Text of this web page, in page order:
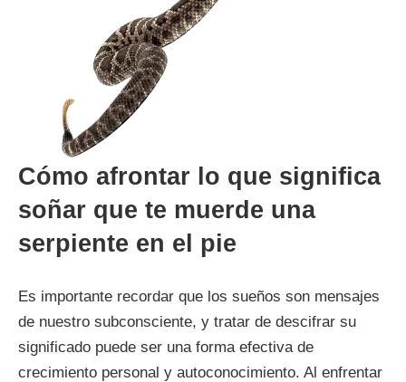
Cómo afrontar lo que significa
soñar que te muerde una
serpiente en el pie
Es importante recordar que los sueños son mensajes
de nuestro subconsciente, y tratar de descifrar su
significado puede ser una forma efectiva de
crecimiento personal y autoconocimiento. Al enfrentar